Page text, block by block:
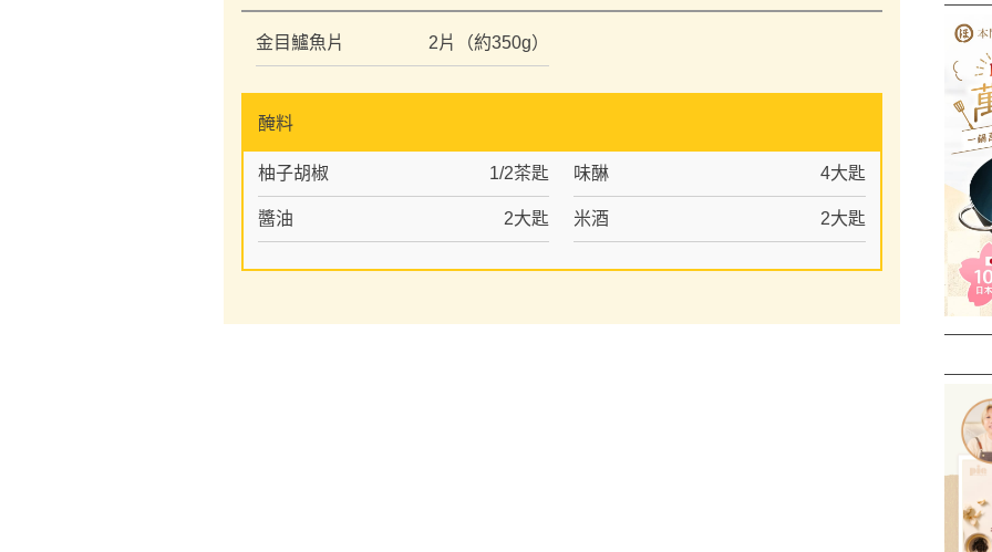
金目鱸魚片 2片（約350g）
醃料
柚子胡椒 1/2茶匙 味醂 4大匙
醬油 2大匙 米酒 2大匙